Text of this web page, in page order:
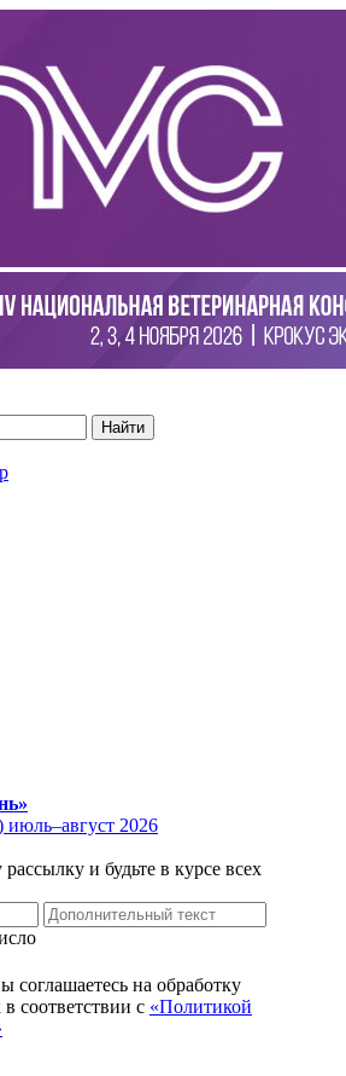
Найти
июль–август 2026
и будьте в курсе всех
на обработку
соответствии с «Политикой